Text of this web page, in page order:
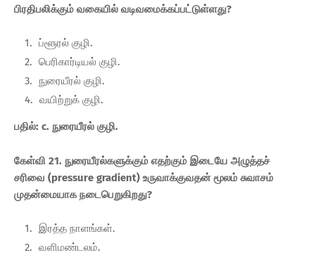
பிரதிபலிக்கும் வகையில் வடிவமைக்கப்பட்டுள்ளது?
ப்ளூரல் குழி.
பெரிகார்டியல் குழி.
நுரையீரல் குழி.
வயிற்றுக் குழி.
பதில்: c. நுரையீரல் குழி.
கேள்வி 21. நுரையீரல்களுக்கும் எதற்கும் இடையே அழுத்தச்
சரிவை (pressure gradient) உருவாக்குவதன் மூலம் சுவாசம்
முதன்மையாக நடைபெறுகிறது?
இரத்த நாளங்கள்.
வளிமண்டலம்.